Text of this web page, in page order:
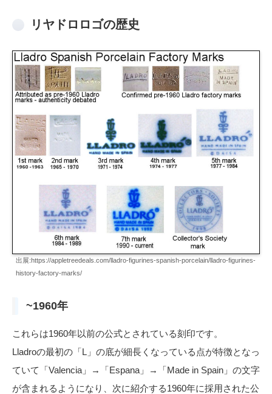
リヤドロロゴの歴史
出展:https://appletreedeals.com/lladro-figurines-spanish-porcelain/lladro-figurines-
history-factory-marks/
~1960年
これらは1960年以前の公式とされている刻印です。
Lladroの最初の「L」の底が細長くなっている点が特徴となっ
ていて「Valencia」→「Espana」→「Made in Spain」の文字
が含まれるようになり、次に紹介する1960年に採用された公